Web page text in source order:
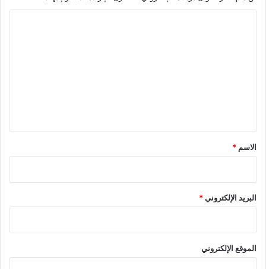
*
الاسم *
البريد الإلكتروني*
الموقع الإلكتروني